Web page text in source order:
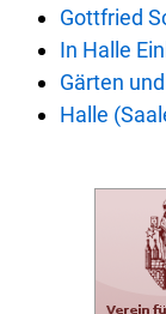
Gottfried
In Halle
Gärten
Halle